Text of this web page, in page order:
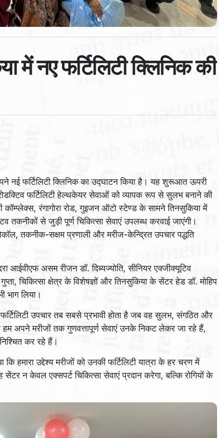
में नए फर्टिलिटी क्लिनिक की
नई फर्टिलिटी क्लिनिक का उद्घाटन किया है। यह शुरूआत ऊपरी
फर्टिलिटी हेल्थकेयर सेवाओं को व्यापक रूप से सुलभ बनाने की
रंगागोरा रोड, गुइजन ऑटो स्टेण्ड के सामने तिनसुकिया में
तकनीकों से जुड़ी पूर्ण चिकित्सा सेवाएं उपलब्ध करवाई जाएंगी।
तकनीक-सक्षम प्रणाली और मरीज-केन्द्रित उपचार पद्धति
आईवीएफ असम रीजन डॉ. दिब्यज्योति, सीनियर एक्जीक्यूटिव
चिकित्सा क्षेत्र के विशेषज्ञों और तिनसुकिया के सेंटर हेड डॉ. मोहिप
भाग लिया।
उपचार तब सबसे प्रभावी होता है जब वह सुलभ, संगठित और
हम अपने मरीजों तक गुणवत्तापूर्ण सेवाएं उनके निकट लेकर जा रहे हैं,
कर रहे हैं।
हमारा उद्देश्य मरीजों को उनकी फर्टिलिटी यात्रा के हर चरण में
सेंटर न केवल एक्सपर्ट चिकित्सा सेवाएं प्रदान करेगा, बल्कि रोगियों के